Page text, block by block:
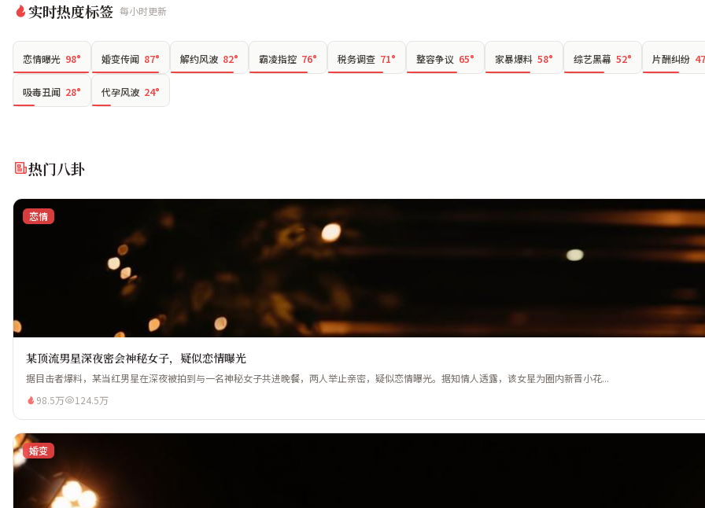
实时热度标签 每小时更新
恋情曝光 98° 婚变传闻 87° 解约风波 82° 霸凌指控 76° 税务调查 71° 整容争议 65° 家暴爆料 58° 综艺黑幕 52° 片酬纠纷
吸毒丑闻 28° 代孕风波 24°
热门八卦
恋情
某顶流男星深夜密会神秘女子，疑似恋情曝光
据目击者爆料，某当红男星在深夜被拍到与一名神秘女子共进晚餐，两人举止亲密，疑似恋情曝光。据知情人透露，该女星为圈内新晋小花...
98.5万
124.5万
婚变